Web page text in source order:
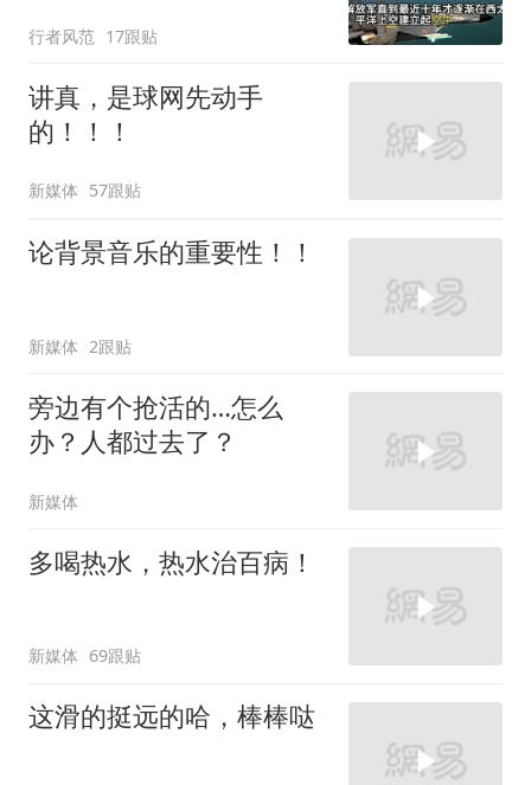
行者风范 17跟贴
讲真，是球网先动手
的！！！
新媒体 57跟贴
论背景音乐的重要性！！
新媒体 2跟贴
旁边有个抢活的…怎么
办？人都过去了？
新媒体
多喝热水，热水治百病！
新媒体 69跟贴
这滑的挺远的哈，棒棒哒